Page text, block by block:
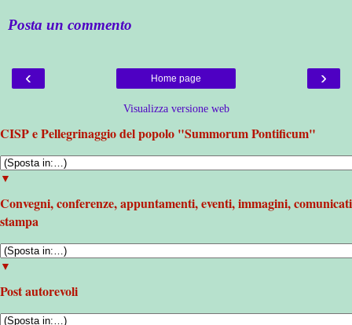
Posta un commento
‹ ›
Home page
Visualizza versione web
CISP e Pellegrinaggio del popolo "Summorum Pontificum"
▼
Convegni, conferenze, appuntamenti, eventi, immagini, comunicati
stampa
▼
Post autorevoli